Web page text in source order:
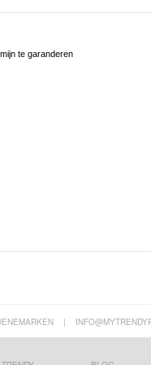
te garanderen
|